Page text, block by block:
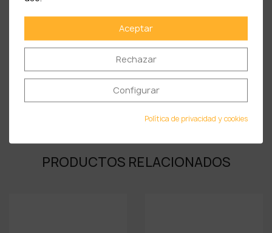
o De los cuales azúcares ……………….. < 0,1 gr
-
Fibra ………………………………………….. 2,1 gr
Proteínas ……………………………………... 3,7 gr
-
Sal ……………………………………………. 1,5 gr
-
Humedad ……………………………………... 83,2%
PRODUCTOS RELACIONADOS
Aceptar
Rechazar
Configurar
Política de privacidad y cookies